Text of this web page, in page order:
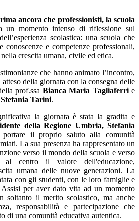
ancora che professionisti, la scuola
un momento intenso di riflessione sul
scolastica: una scuola che
conoscenze e competenze professionali,
crescita umana, civile ed etica.
che hanno animato l’incontro,
della giornata con la consegna delle
prof.ssa Bianca Maria Tagliaferrie
Stefania Tarini.
la giornata è stata la gradita e
della Regione Umbria, Stefania
il proprio saluto alla comunità
La sua presenza ha rappresentato un
verso il mondo della scuola e verso
al centro il valore dell'educazione,
umana delle nuove generazioni. La
con gli studenti, con le loro famiglie e
per aver dato vita ad un momento
soltanto il merito scolastico, ma anche
responsabilità e partecipazione che
di una comunità educativa autentica.